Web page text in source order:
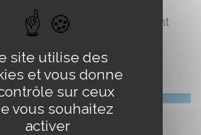
d’autres travaux partout en
de création d’un regroupement
ici
site utilise des
et vous donne
sur ceux
vous souhaitez
activer